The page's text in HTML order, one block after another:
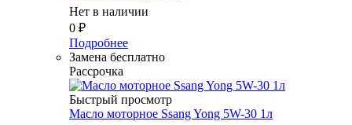
Нет в наличии
0 ₽
Подробнее
Замена бесплатно
Рассрочка
Быстрый просмотр
Масло мотоpное Ssang Yong 5W-30 1л